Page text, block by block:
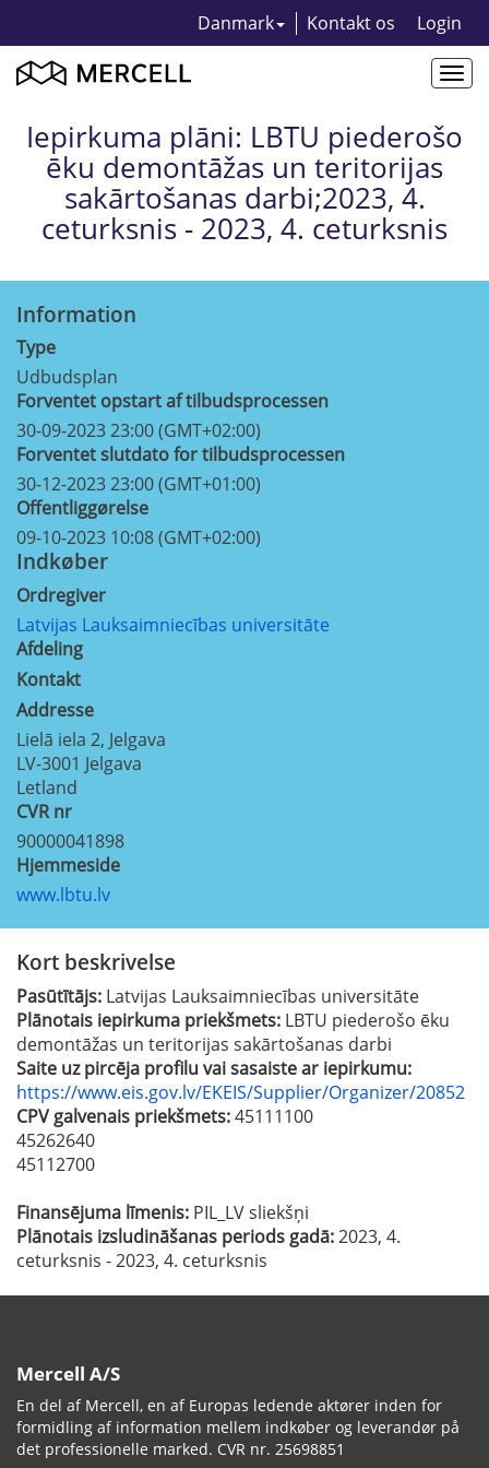
Danmark Kontakt os Login
Iepirkuma plāni: LBTU piederošo
ēku demontāžas un teritorijas
sakārtošanas darbi;2023, 4.
ceturksnis - 2023, 4. ceturksnis
Information
Type
Udbudsplan
Forventet opstart af tilbudsprocessen
30-09-2023 23:00 (GMT+02:00)
Forventet slutdato for tilbudsprocessen
30-12-2023 23:00 (GMT+01:00)
Offentliggørelse
09-10-2023 10:08 (GMT+02:00)
Indkøber
Ordregiver
Latvijas Lauksaimniecības universitāte
Afdeling
Kontakt
Addresse
Lielā iela 2, Jelgava
LV-3001 Jelgava
Letland
CVR nr
90000041898
Hjemmeside
www.lbtu.lv
Kort beskrivelse
Pasūtītājs: Latvijas Lauksaimniecības universitāte
Plānotais iepirkuma priekšmets: LBTU piederošo ēku
demontāžas un teritorijas sakārtošanas darbi
Saite uz pircēja profilu vai sasaiste ar iepirkumu:
https://www.eis.gov.lv/EKEIS/Supplier/Organizer/20852
CPV galvenais priekšmets:45111100
45262640
45112700
Finansējuma līmenis: PIL_LV sliekšņi
Plānotais izsludināšanas periods gadā:2023, 4.
ceturksnis - 2023, 4. ceturksnis
Mercell A/S
En del af Mercell, en af Europas ledende aktører inden for
formidling af information mellem indkøber og leverandør på
det professionelle marked. CVR nr. 25698851